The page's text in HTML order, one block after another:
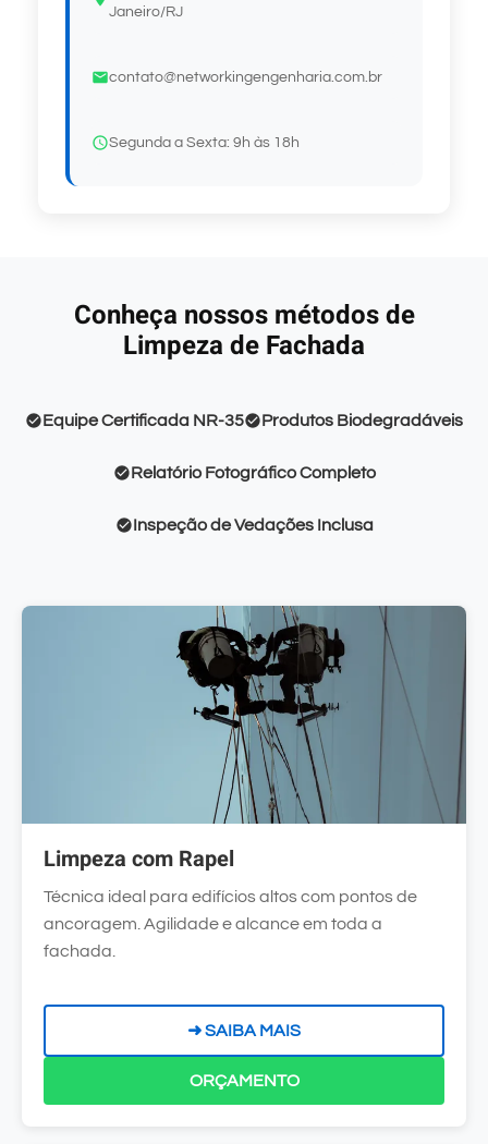
Janeiro/RJ
contato@networkingengenharia.com.br
Segunda a Sexta: 9h às 18h
Conheça nossos métodos de
Limpeza de Fachada
Equipe Certificada NR-35 Produtos Biodegradáveis
Relatório Fotográfico Completo
Inspeção de Vedações Inclusa
Limpeza com Rapel
Técnica ideal para edifícios altos com pontos de
ancoragem. Agilidade e alcance em toda a
fachada.
➜ SAIBA MAIS
ORÇAMENTO